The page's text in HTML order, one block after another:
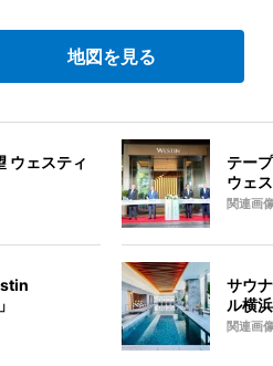
地図を見る
ウェスティ
テー
ウェ
関連画
サウ
ル横浜
関連画